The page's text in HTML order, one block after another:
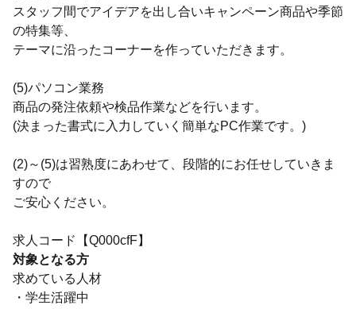
スタッフ間でアイデアを出し合いキャンペーン商品や季節
の特集等、
テーマに沿ったコーナーを作っていただきます。
(5)パソコン業務
商品の発注依頼や検品作業などを行います。
(決まった書式に入力していく簡単なPC作業です。)
(2)～(5)は習熟度にあわせて、段階的にお任せしていきま
すので
ご安心ください。
求人コード【Q000cfF】
対象となる方
求めている人材
・学生活躍中